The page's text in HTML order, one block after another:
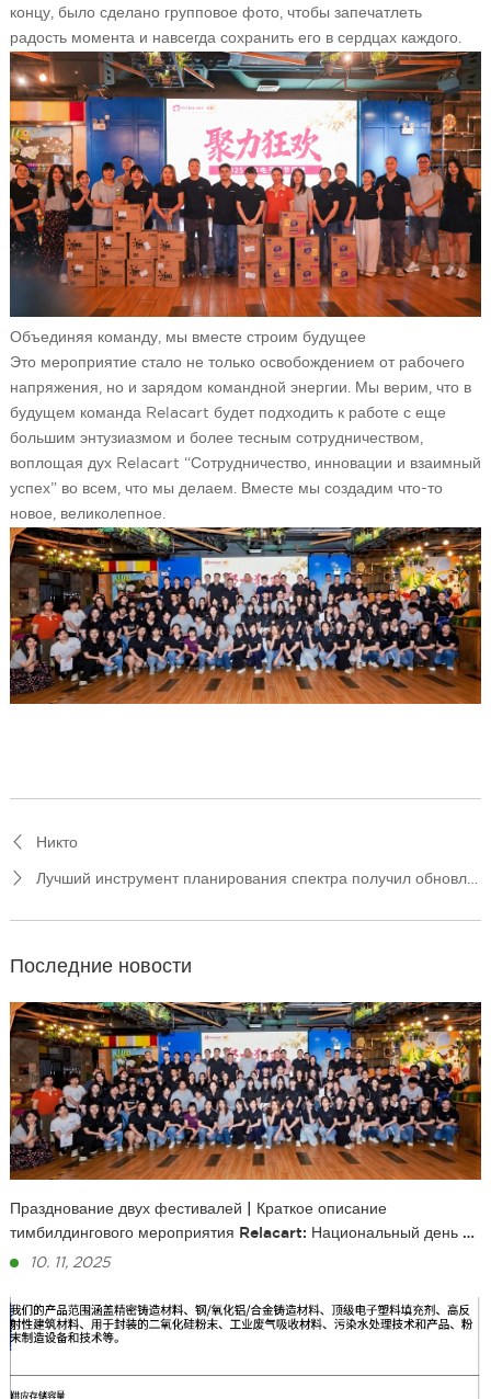
концу, было сделано групповое фото, чтобы запечатлеть
радость момента и навсегда сохранить его в сердцах каждого.
Объединяя команду, мы вместе строим будущее
Это мероприятие стало не только освобождением от рабочего
напряжения, но и зарядом командной энергии. Мы верим, что в
будущем команда Relacart будет подходить к работе с еще
большим энтузиазмом и более тесным сотрудничеством,
воплощая дух Relacart “Сотрудничество, инновации и взаимный
успех” во всем, что мы делаем. Вместе мы создадим что-то
новое, великолепное.
Никто
Лучший инструмент планирования спектра получил обновление – Эксклюзивное программное обеспечение U.Discover теперь доступно в режиме реального времени! В конце розыгрыша - розыгрыш бонуса!
Последние новости
Празднование двух фестивалей | Краткое описание
тимбилдингового мероприятия Relacart: Национальный день и
фестиваль середины осени
10. 11, 2025